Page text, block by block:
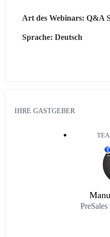
Art des Webinars: Q&A
Sprache: Deutsch
IHRE GASTGEBER
T